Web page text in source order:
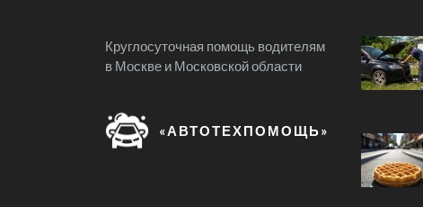
Круглосуточная помощь водителям
в Москве и Московской области
«АВТОТЕХПОМОЩЬ»